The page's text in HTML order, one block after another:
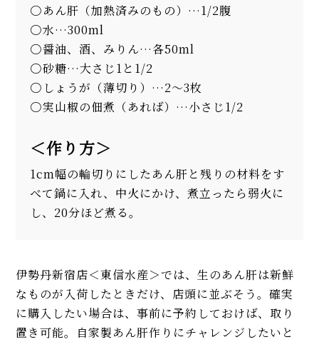
あん肝（加熱済みのもの）…1/2腹
水…300ml
醤油、酒、みりん…各50ml
砂糖…大さじ1と1/2
しょうが（薄切り）…2〜3枚
実山椒の佃煮（あれば）…小さじ1/2
＜作り方＞
1cm幅の輪切りにしたあん肝と残りの材料をす
べて鍋に入れ、中火にかけ、煮立ったら弱火に
し、20分ほど煮る。
伊勢丹新宿店＜東信水産＞では、生のあん肝は新鮮
なものが入荷したときだけ、店頭に並ぶそう。確実
に購入したい場合は、事前に予約しておけば、取り
置き可能。自家製あん肝作りにチャレンジしたいと